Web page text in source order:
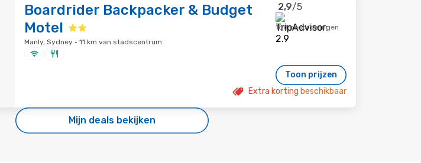
Boardrider Backpacker & Budget
Motel
Manly, Sydney · 11 km van stadscentrum
2,9/5
188 beoordelingen
Toon prijzen
Extra korting beschikbaar
Mijn deals bekijken